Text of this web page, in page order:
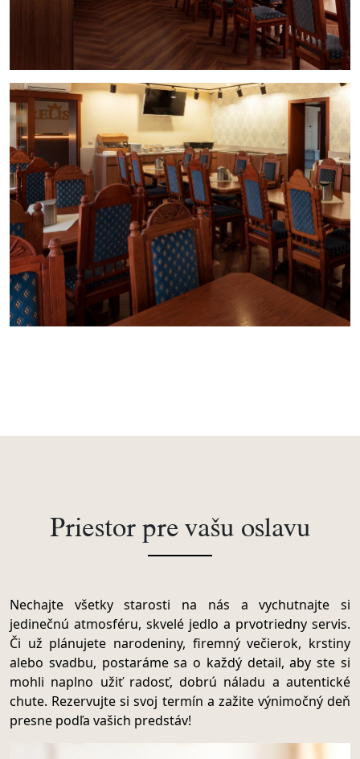
Priestor pre vašu oslavu
Nechajte všetky starosti na nás a vychutnajte si
jedinečnú atmosféru, skvelé jedlo a prvotriedny servis.
Či už plánujete narodeniny, firemný večierok, krstiny
alebo svadbu, postaráme sa o každý detail, aby ste si
mohli naplno užiť radosť, dobrú náladu a autentické
chute. Rezervujte si svoj termín a zažite výnimočný deň
presne podľa vašich predstáv!